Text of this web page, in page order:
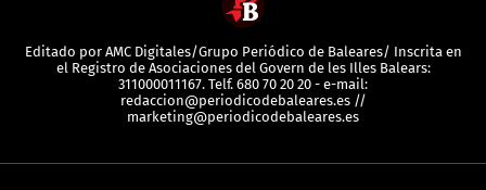
Editado por AMC Digitales/Grupo Periódico de Baleares/ Inscrita en
el Registro de Asociaciones del Govern de les Illes Balears:
311000011167. Telf. 680 70 20 20 - e-mail:
redaccion@periodicodebaleares.es //
marketing@periodicodebaleares.es